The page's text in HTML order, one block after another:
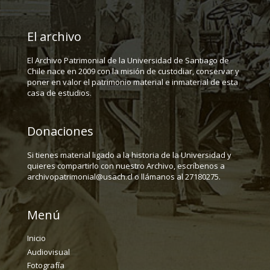
El archivo
El Archivo Patrimonial de la Universidad de Santiago de
Chile nace en 2009 con la misión de custodiar, conservar y
poner en valor el patrimonio material e inmaterial de esta
casa de estudios.
Donaciones
Si tienes material ligado a la historia de la Universidad y
quieres compartirlo con nuestro Archivo, escríbenos a
archivopatrimonial@usach.cl o llámanos al 27180275.
Menú
Inicio
Audiovisual
Fotografía